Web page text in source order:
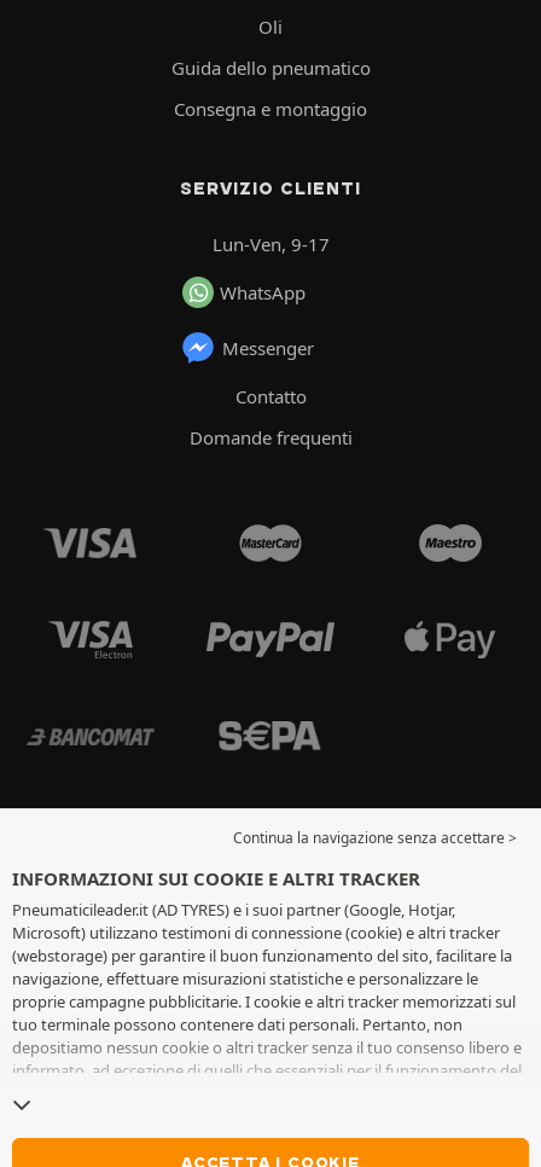
Oli
Guida dello pneumatico
Consegna e montaggio
SERVIZIO CLIENTI
Lun-Ven, 9-17
WhatsApp
Messenger
Contatto
Domande frequenti
Continua la navigazione senza accettare >
INFORMAZIONI SUI COOKIE E ALTRI TRACKER
Pneumaticileader.it (AD TYRES) e i suoi partner (Google, Hotjar,
Microsoft) utilizzano testimoni di connessione (cookie) e altri tracker
(webstorage) per garantire il buon funzionamento del sito, facilitare la
navigazione, effettuare misurazioni statistiche e personalizzare le
proprie campagne pubblicitarie. I cookie e altri tracker memorizzati sul
tuo terminale possono contenere dati personali. Pertanto, non
depositiamo nessun cookie o altri tracker senza il tuo consenso libero e
informato, ad eccezione di quelli che essenziali per il funzionamento del
in qualsiasi momento andando alla
scegliere di continuare a navigare senza accettare il deposito di cookie o
altri tracker. Il rifiuto non impedisce l'accesso ai servizi AD TYRES. Per
ACCETTA I COOKIE